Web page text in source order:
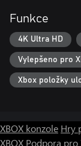
Funkce
4K Ultra HD
Vylepšeno pro
Xbox položky
XBOX konzole Hry
XBOX Podpora pro